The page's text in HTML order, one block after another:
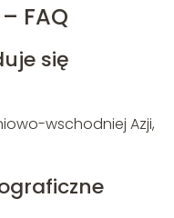
FAQ
się
wschodniej Azji,